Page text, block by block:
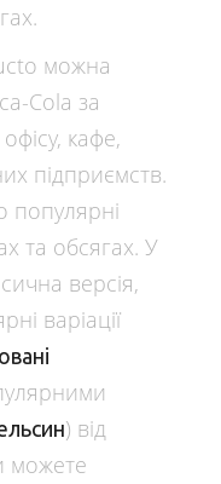
можна
Cola за
кафе,
підприємств.
та обсягах. У
версія,
варіації
) від
можете